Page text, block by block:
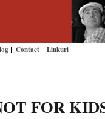
Contact Linkuri
FOR